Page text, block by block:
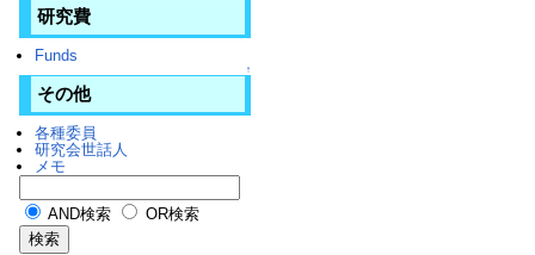
研究費
Funds
↑
その他
各種委員
研究会世話人
メモ
AND検索 OR検索